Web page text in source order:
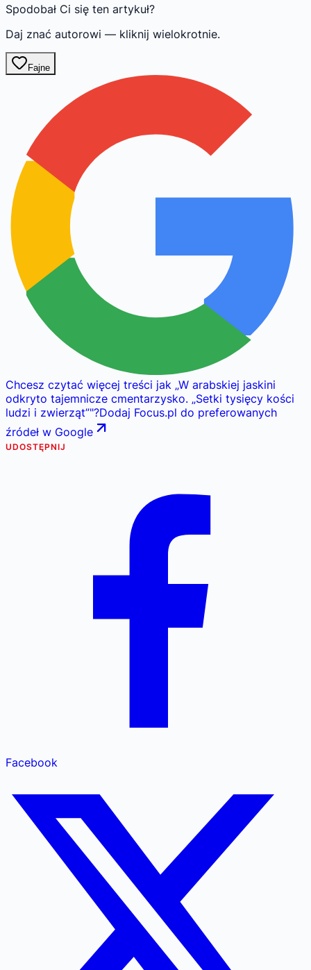
Spodobał Ci się ten artykuł?
Daj znać autorowi — kliknij wielokrotnie.
Fajne
Chcesz czytać więcej treści jak „W arabskiej jaskini
odkryto tajemnicze cmentarzysko. „Setki tysięcy kości
ludzi i zwierząt”"?Dodaj Focus.pl do preferowanych
źródeł w Google
UDOSTĘPNIJ
Facebook